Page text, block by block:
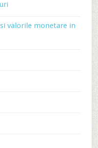
valorile monetare in